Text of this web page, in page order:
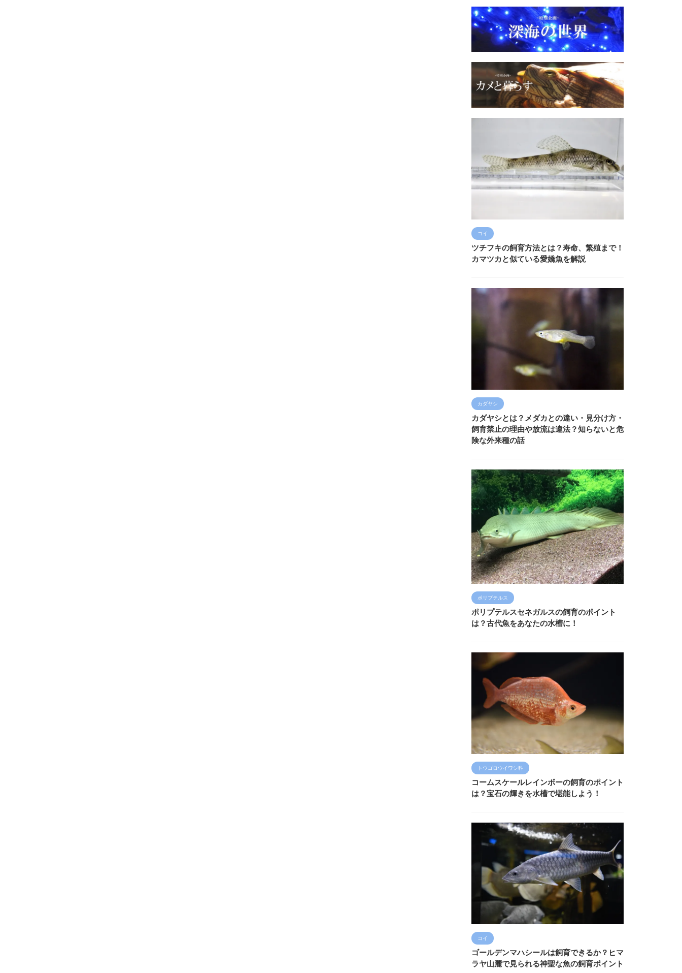
コイ
ツチフキの飼育方法とは？寿命、繁殖まで！
カマツカと似ている愛嬌魚を解説
カダヤシ
カダヤシとは？メダカとの違い・見分け方・
飼育禁止の理由や放流は違法？知らないと危
険な外来種の話
ポリプテルス
ポリプテルスセネガルスの飼育のポイント
は？古代魚をあなたの水槽に！
トウゴロウイワシ科
コームスケールレインボーの飼育のポイント
は？宝石の輝きを水槽で堪能しよう！
コイ
ゴールデンマハシールは飼育できるか？ヒマ
ラヤ山麓で見られる神聖な魚の飼育ポイント